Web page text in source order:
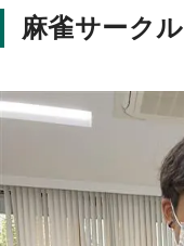
麻雀サークル